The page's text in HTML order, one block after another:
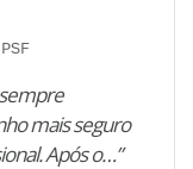
sempre
mais seguro
Após o…”